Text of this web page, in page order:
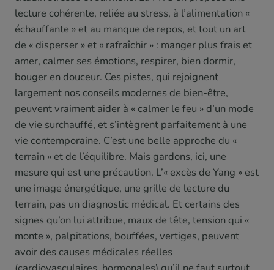
lecture cohérente, reliée au stress, à l’alimentation «
échauffante » et au manque de repos, et tout un art
de « disperser » et « rafraîchir » : manger plus frais et
amer, calmer ses émotions, respirer, bien dormir,
bouger en douceur. Ces pistes, qui rejoignent
largement nos conseils modernes de bien-être,
peuvent vraiment aider à « calmer le feu » d’un mode
de vie surchauffé, et s’intègrent parfaitement à une
vie contemporaine. C’est une belle approche du «
terrain » et de l’équilibre. Mais gardons, ici, une
mesure qui est une précaution. L’« excès de Yang » est
une image énergétique, une grille de lecture du
terrain, pas un diagnostic médical. Et certains des
signes qu’on lui attribue, maux de tête, tension qui «
monte », palpitations, bouffées, vertiges, peuvent
avoir des causes médicales réelles